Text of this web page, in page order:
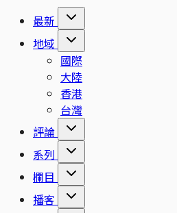
最新
地域
國際
大陸
香港
台灣
評論
系列
欄目
播客